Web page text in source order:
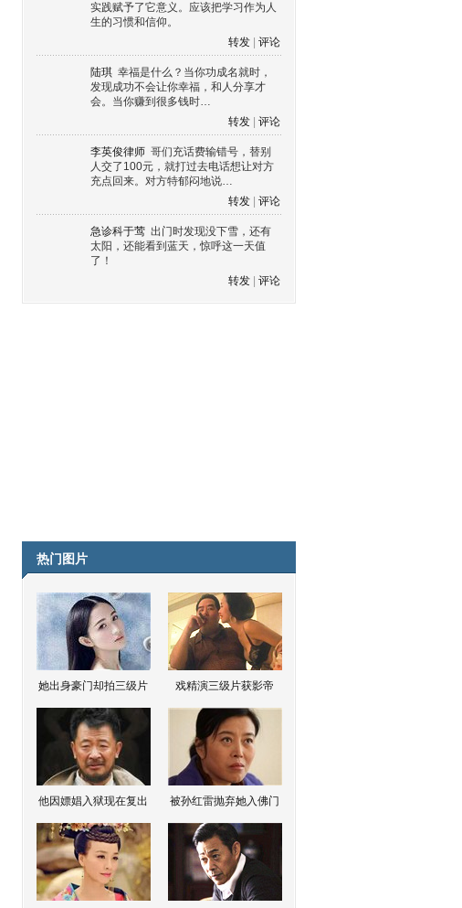
实践赋予了它意义。应该把学习作为人
生的习惯和信仰。
转发
评论
陆琪 幸福是什么？当你功成名就时，
发现成功不会让你幸福，和人分享才
会。当你赚到很多钱时…
转发
评论
李英俊律师 哥们充话费输错号，替别
人交了100元，就打过去电话想让对方
充点回来。对方特郁闷地说…
转发
评论
急诊科于莺 出门时发现没下雪，还有
太阳，还能看到蓝天，惊呼这一天值
了！
转发
评论
热门图片
她出身豪门却拍三级片 戏精演三级片获影帝
他因嫖娼入狱现在复出 被孙红雷抛弃她入佛门